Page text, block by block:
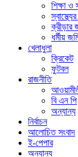
শিক্ষা ও
ক্রীড়ার
ধর্মীয়
খেলাধুলা
ক্রিকেট
ফুটবল
রাজনীতি
বি এন পি
অন্যান্য
নির্বাচন
আলোচিত সংবাদ
ই-পেপার
অন্যান্য